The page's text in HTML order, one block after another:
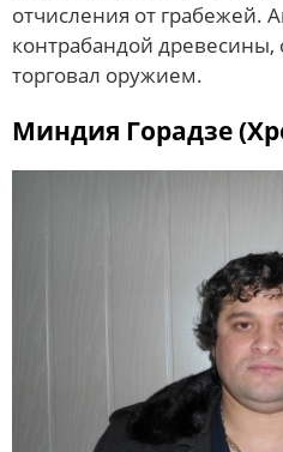
отчисления от грабежей.
контрабандой древесины,
торговал оружием.
Миндия Горадзе